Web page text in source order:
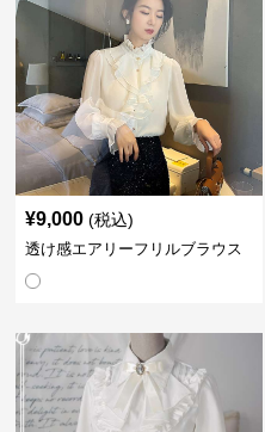
¥9,000 (税込)
透け感エアリーフリルブラウス